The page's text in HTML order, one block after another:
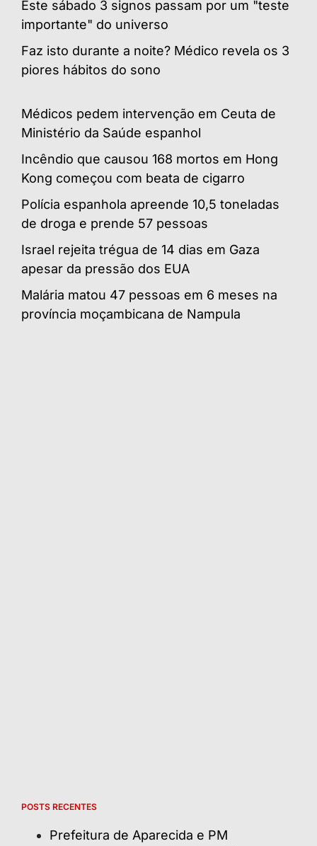
Este sábado 3 signos passam por um "teste
importante" do universo
Faz isto durante a noite? Médico revela os 3
piores hábitos do sono
Médicos pedem intervenção em Ceuta de
Ministério da Saúde espanhol
Incêndio que causou 168 mortos em Hong
Kong começou com beata de cigarro
Polícia espanhola apreende 10,5 toneladas
de droga e prende 57 pessoas
Israel rejeita trégua de 14 dias em Gaza
apesar da pressão dos EUA
Malária matou 47 pessoas em 6 meses na
província moçambicana de Nampula
POSTS RECENTES
Prefeitura de Aparecida e PM